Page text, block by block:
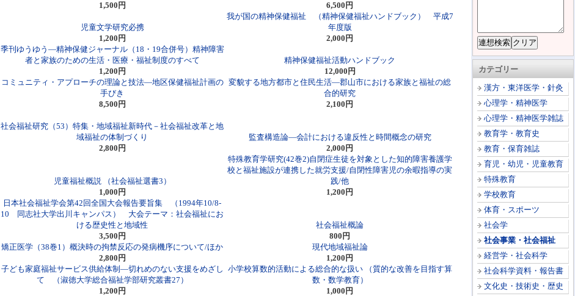
カテゴリー
漢方・東洋医学・針灸
心理学・精神医学
心理学・精神医学雑誌
教育学・教育史
教育・保育雑誌
育児・幼児・児童教育
特殊教育
学校教育
体育・スポーツ
社会学
社会事業・社会福祉
経営学・社会科学
社会科学資料・報告書
文化史・技術史・歴史
1,500円
6,500円
児童文学研究必携
1,200円
我が国の精神保健福祉 （精神保健福祉ハンドブック） 平成7
年度版
2,000円
季刊ゆうゆう―精神保健ジャーナル（18・19合併号）精神障害
者と家族のための生活・医療・福祉制度のすべて
1,200円
精神保健福祉活動ハンドブック
12,000円
コミュニティ・アプローチの理論と技法―地区保健福祉計画の
手びき
8,500円
変貌する地方都市と住民生活―郡山市における家族と福祉の総
合的研究
2,100円
社会福祉研究（53）特集・地域福祉新時代－社会福祉改革と地
域福祉の体制づくり
2,800円
監査構造論―会計における違反性と時間概念の研究
2,000円
児童福祉概説 （社会福祉選書3）
1,000円
特殊教育学研究(42巻2)自閉症生徒を対象とした知的障害養護学
校と福祉施設が連携した就労支援/自閉性障害児の余暇指導の実
践/他
1,200円
日本社会福祉学会第42回全国大会報告要旨集 （1994年10/8-
10 同志社大学出川キャンパス） 大会テーマ：社会福祉にお
ける歴史性と地域性
3,500円
社会福祉概論
800円
矯正医学（38巻1）概決時の拘禁反応の発病機序について/ほか
2,800円
現代地域福祉論
1,200円
子ども家庭福祉サービス供給体制―切れめのない支援をめざし
て （淑徳大学総合福祉学部研究叢書27）
1,200円
小学校算数的活動による総合的な扱い （質的な改善を目指す算
数・数学教育）
1,000円